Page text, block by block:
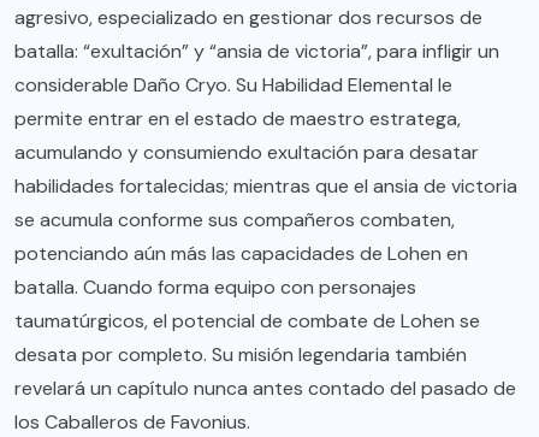
agresivo, especializado en gestionar dos recursos de
batalla: “exultación” y “ansia de victoria”, para infligir un
considerable Daño Cryo. Su Habilidad Elemental le
permite entrar en el estado de maestro estratega,
acumulando y consumiendo exultación para desatar
habilidades fortalecidas; mientras que el ansia de victoria
se acumula conforme sus compañeros combaten,
potenciando aún más las capacidades de Lohen en
batalla. Cuando forma equipo con personajes
taumatúrgicos, el potencial de combate de Lohen se
desata por completo. Su misión legendaria también
revelará un capítulo nunca antes contado del pasado de
los Caballeros de Favonius.